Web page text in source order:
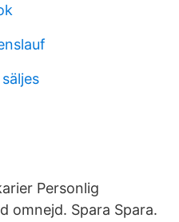
Personlig
omnejd. Spara Spara.